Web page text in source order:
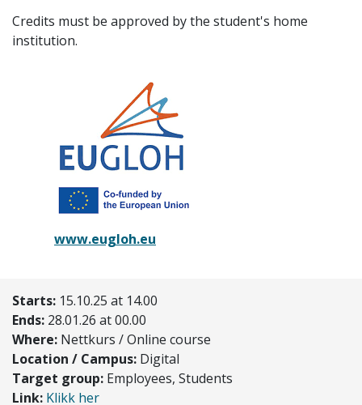
Credits must be approved by the student's home
institution.
www.eugloh.eu
Starts: 15.10.25 at 14.00
Ends: 28.01.26 at 00.00
Where: Nettkurs / Online course
Location / Campus: Digital
Target group: Employees, Students
Link: Klikk her